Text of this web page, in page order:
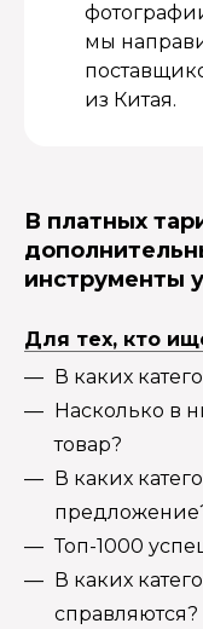
мы
из Китая.
В платных
инструменты
Для тех, кто
В каких
Насколько в
товар?
В каких
Топ-1000
В каких
справляются?